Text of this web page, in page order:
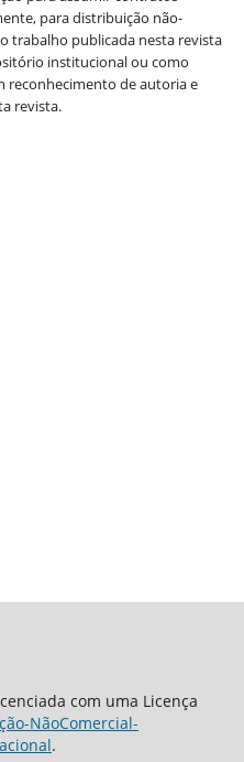
para distribuição não-
trabalho publicada nesta revista
institucional ou como
reconhecimento de autoria e
revista.
com uma Licença
NãoComercial-
.